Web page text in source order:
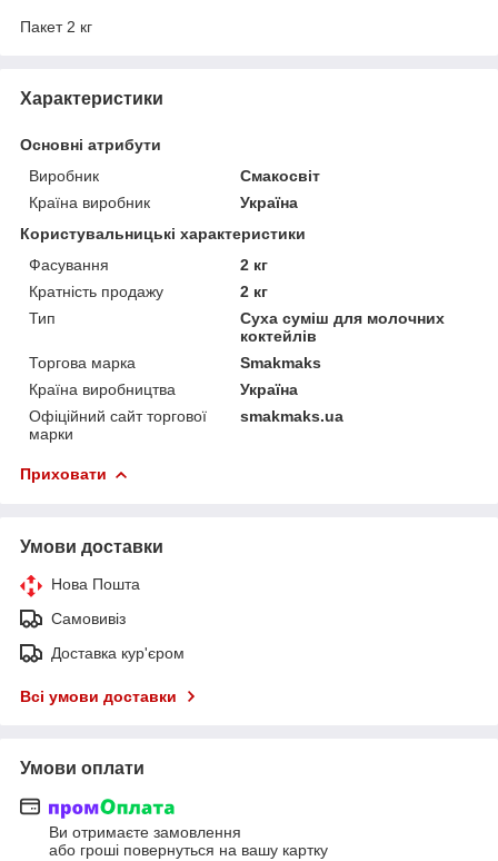
Пакет 2 кг
Характеристики
Основні атрибути
Виробник
Смакосвіт
Країна виробник
Україна
Користувальницькі характеристики
Фасування
2 кг
Кратність продажу
2 кг
Тип
Суха суміш для молочних
коктейлів
Торгова марка
Smakmaks
Країна виробництва
Україна
Офіційний сайт торгової
марки
smakmaks.ua
Приховати
Умови доставки
Нова Пошта
Самовивіз
Доставка кур'єром
Всі умови доставки
Умови оплати
Ви отримаєте замовлення
або гроші повернуться на вашу картку